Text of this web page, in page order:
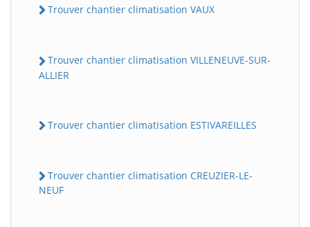
Trouver chantier climatisation VAUX
Trouver chantier climatisation VILLENEUVE-SUR-
ALLIER
Trouver chantier climatisation ESTIVAREILLES
Trouver chantier climatisation CREUZIER-LE-
NEUF